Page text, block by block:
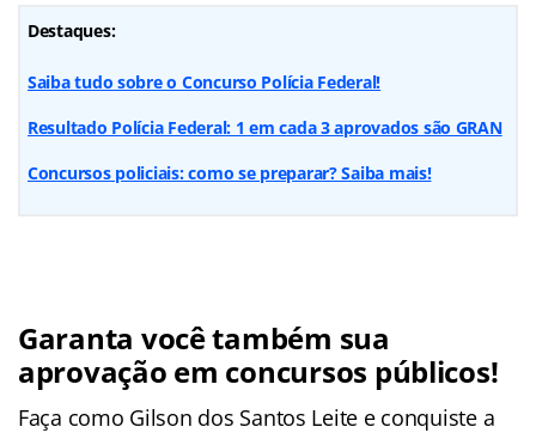
Destaques:
Saiba tudo sobre o Concurso Polícia Federal!
Resultado Polícia Federal: 1 em cada 3 aprovados são GRAN
Concursos policiais: como se preparar? Saiba mais!
Garanta você também sua
aprovação em concursos públicos!
Faça como Gilson dos Santos Leite e conquiste a